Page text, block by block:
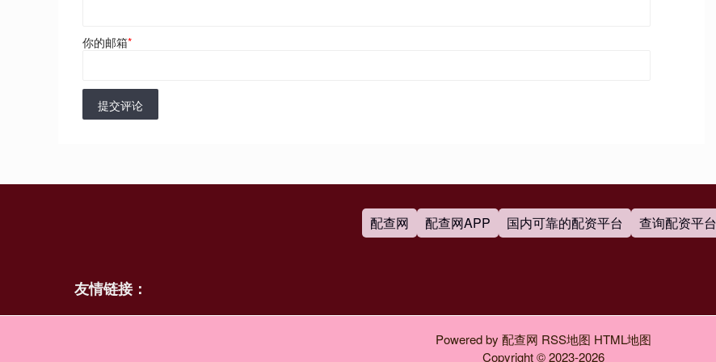
你的邮箱*
提交评论
配查网 配查网APP 国内可靠的配资平台 查询配资平台
友情链接：
Powered by 配查网 RSS地图 HTML地图
Copyright© 2023-2026